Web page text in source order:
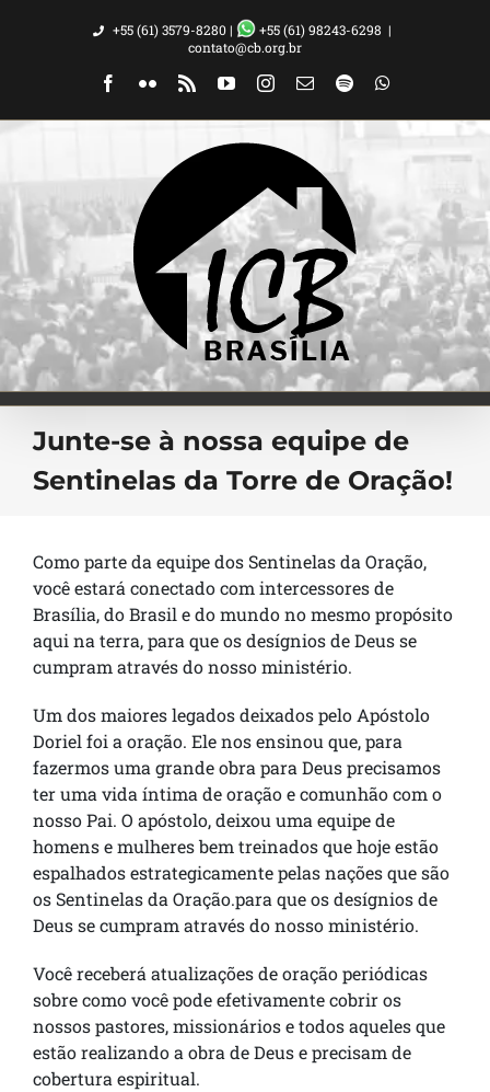
+55 (61) 3579-8280 | +55 (61) 98243-6298 |
contato@cb.org.br
Facebook
FlickrRss YouTubeInstagram
EmailSpotify
Junte-se à nossa equipe de
Sentinelas da Torre de Oração!
Como parte da equipe dos Sentinelas da Oração,
você estará conectado com intercessores de
Brasília, do Brasil e do mundo no mesmo propósito
aqui na terra, para que os desígnios de Deus se
cumpram através do nosso ministério.
Um dos maiores legados deixados pelo Apóstolo
Doriel foi a oração. Ele nos ensinou que, para
fazermos uma grande obra para Deus precisamos
ter uma vida íntima de oração e comunhão com o
nosso Pai. O apóstolo, deixou uma equipe de
homens e mulheres bem treinados que hoje estão
espalhados estrategicamente pelas nações que são
os Sentinelas da Oração.para que os desígnios de
Deus se cumpram através do nosso ministério.
Você receberá atualizações de oração periódicas
sobre como você pode efetivamente cobrir os
nossos pastores, missionários e todos aqueles que
estão realizando a obra de Deus e precisam de
cobertura espiritual.